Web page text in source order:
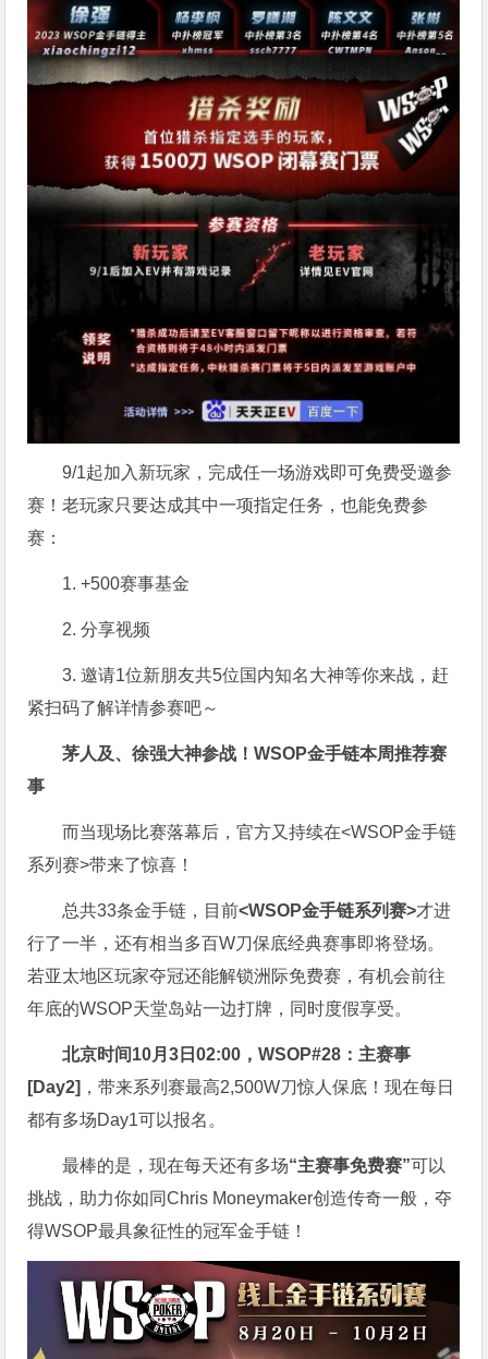
9/1起加入新玩家，完成任一场游戏即可免费受邀参
赛！老玩家只要达成其中一项指定任务，也能免费参
赛：
1. +500赛事基金
2. 分享视频
3. 邀请1位新朋友共5位国内知名大神等你来战，赶
紧扫码了解详情参赛吧～
茅人及、徐强大神参战！WSOP金手链本周推荐赛
事
而当现场比赛落幕后，官方又持续在<WSOP金手链
系列赛>带来了惊喜！
总共33条金手链，目前<WSOP金手链系列赛>才进
行了一半，还有相当多百W刀保底经典赛事即将登场。
若亚太地区玩家夺冠还能解锁洲际免费赛，有机会前往
年底的WSOP天堂岛站一边打牌，同时度假享受。
北京时间10月3日02:00，WSOP#28：主赛事
[Day2] ，带来系列赛最高2,500W刀惊人保底！现在每日
都有多场Day1可以报名。
最棒的是，现在每天还有多场“主赛事免费赛”可以
挑战，助力你如同Chris Moneymaker创造传奇一般，夺
得WSOP最具象征性的冠军金手链！